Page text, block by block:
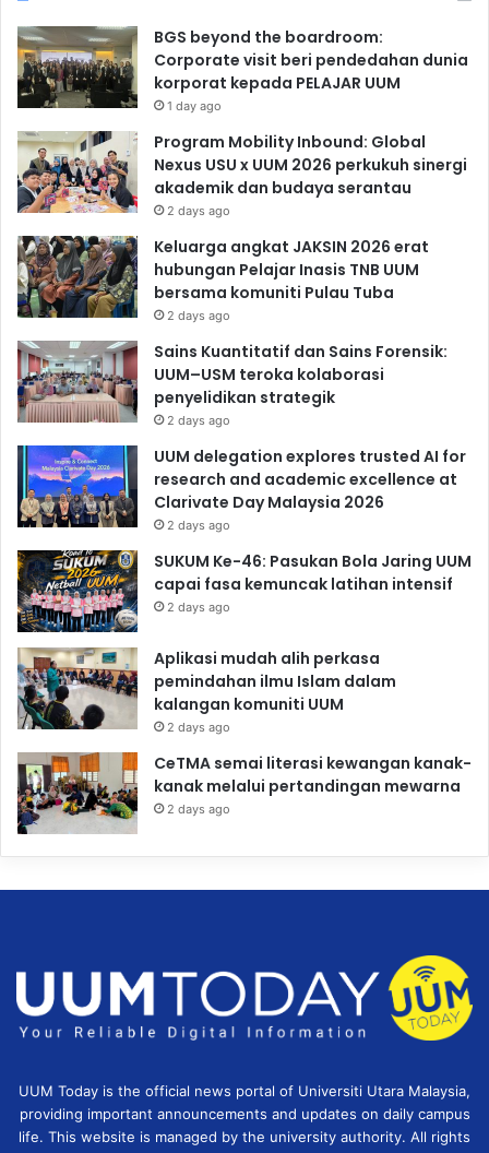
BGS beyond the boardroom:
Corporate visit beri pendedahan dunia
korporat kepada PELAJAR UUM
1 day ago
Program Mobility Inbound: Global
Nexus USU x UUM 2026 perkukuh sinergi
akademik dan budaya serantau
2 days ago
Keluarga angkat JAKSIN 2026 erat
hubungan Pelajar Inasis TNB UUM
bersama komuniti Pulau Tuba
2 days ago
Sains Kuantitatif dan Sains Forensik:
UUM–USM teroka kolaborasi
penyelidikan strategik
2 days ago
UUM delegation explores trusted AI for
research and academic excellence at
Clarivate Day Malaysia 2026
2 days ago
SUKUM Ke-46: Pasukan Bola Jaring UUM
capai fasa kemuncak latihan intensif
2 days ago
Aplikasi mudah alih perkasa
pemindahan ilmu Islam dalam
kalangan komuniti UUM
2 days ago
CeTMA semai literasi kewangan kanak-
kanak melalui pertandingan mewarna
2 days ago
UUM Today is the official news portal of Universiti Utara Malaysia,
providing important announcements and updates on daily campus
life. This website is managed by the university authority. All rights